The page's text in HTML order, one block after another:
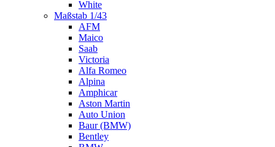
White
Maßstab 1/43
AFM
Maico
Saab
Victoria
Alfa Romeo
Alpina
Amphicar
Aston Martin
Auto Union
Baur (BMW)
Bentley